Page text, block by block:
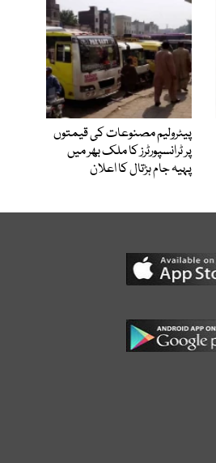
پیٹرولیم مصنوعات کی قیمتوں
پر ٹرانسپورٹرز کا ملک بھر میں
پہیہ جام ہڑتال کا اعلان